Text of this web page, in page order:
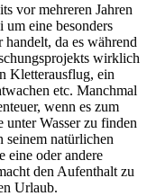
vor mehreren Jahren
um eine besonders
da es während
wirklich
Kletterausflug, ein
etc. Manchmal
wenn es zum
unter Wasser zu finden
seinem natürlichen
eine oder andere
den Aufenthalt zu
Urlaub.